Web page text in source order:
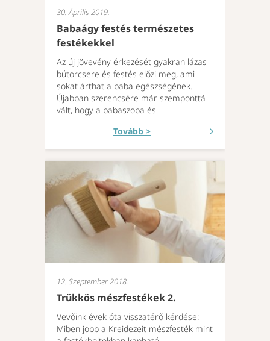
30. Április 2019.
Babaágy festés természetes
festékekkel
Az új jövevény érkezését gyakran lázas
bútorcsere és festés előzi meg, ami
sokat árthat a baba egészségének.
Újabban szerencsére már szemponttá
vált, hogy a babaszoba és
Tovább >
12. Szeptember 2018.
Trükkös mészfestékek 2.
Vevőink évek óta visszatérő kérdése:
Miben jobb a Kreidezeit mészfesték mint